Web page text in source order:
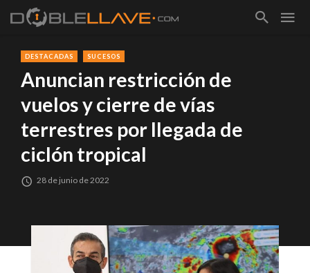
DESTACADAS SUCESOS
Anuncian restricción de
vuelos y cierre de vías
terrestres por llegada de
ciclón tropical
28 de junio de 2022